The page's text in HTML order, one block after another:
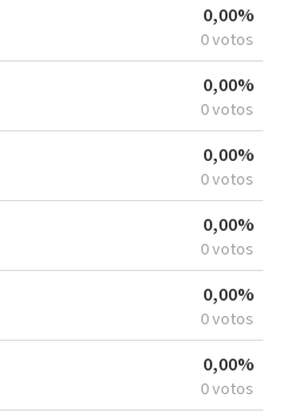
0,00%
0 votos
0,00%
0 votos
0,00%
0 votos
0,00%
0 votos
0,00%
0 votos
0,00%
0 votos